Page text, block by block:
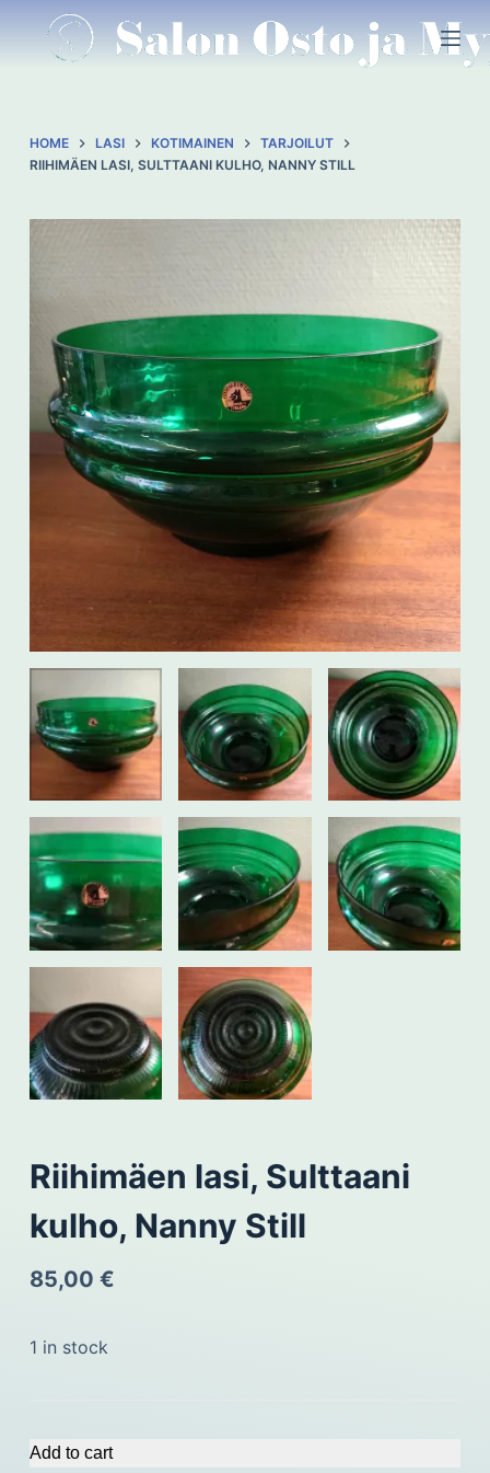
o
o
HOME LASI KOTIMAINEN
TARJOILUT
RIIHIMÄEN LASI, SULTTAANI KULHO, NANNY STILL
Riihimäen lasi, Sulttaani
kulho, Nanny Still
85,00 €
1 in stock
Add to cart